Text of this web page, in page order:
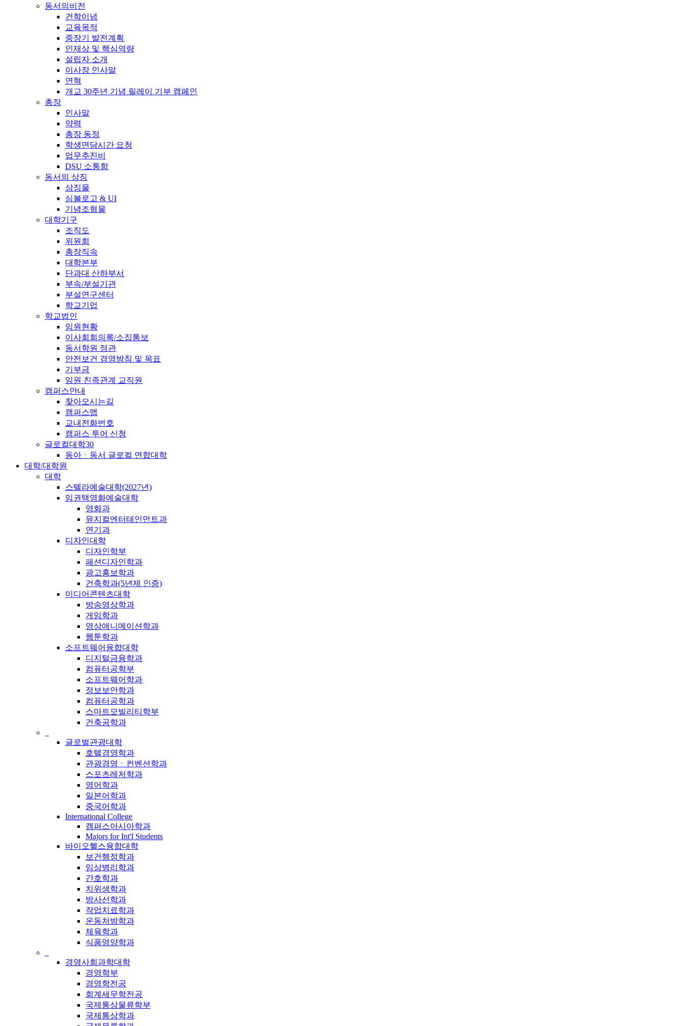
동서의비전
건학이념
교육목적
중장기 발전계획
인재상 및 핵심역량
설립자 소개
이사장 인사말
연혁
개교 30주년 기념 릴레이 기부 캠페인
총장
인사말
약력
총장 동정
학생면담시간 요청
업무추진비
DSU 소통함
동서의 상징
상징물
심볼로고 & UI
기념조형물
대학기구
조직도
위원회
총장직속
대학본부
단과대 산하부서
부속/부설기관
부설연구센터
학교기업
학교법인
임원현황
이사회회의록/소집통보
동서학원 정관
안전보건 경영방침 및 목표
기부금
임원 친족관계 교직원
캠퍼스안내
찾아오시는길
캠퍼스맵
교내전화번호
캠퍼스 투어 신청
글로컬대학30
동아ㆍ동서 글로컬 연합대학
대학/대학원
대학
스텔라예술대학(2027년)
임권택영화예술대학
영화과
뮤지컬엔터테인먼트과
연기과
디자인대학
디자인학부
패션디자인학과
광고홍보학과
건축학과(5년제 인증)
미디어콘텐츠대학
방송영상학과
게임학과
영상애니메이션학과
웹툰학과
소프트웨어융합대학
디지털금융학과
컴퓨터공학부
소프트웨어학과
정보보안학과
컴퓨터공학과
스마트모빌리티학부
건축공학과
글로벌관광대학
호텔경영학과
관광경영ㆍ컨벤션학과
스포츠레저학과
영어학과
일본어학과
중국어학과
International College
캠퍼스아시아학과
Majors for Int'l Students
바이오헬스융합대학
보건행정학과
임상병리학과
간호학과
치위생학과
방사선학과
작업치료학과
운동처방학과
체육학과
식품영양학과
경영사회과학대학
경영학부
경영학전공
회계세무학전공
국제통상물류학부
국제통상학과